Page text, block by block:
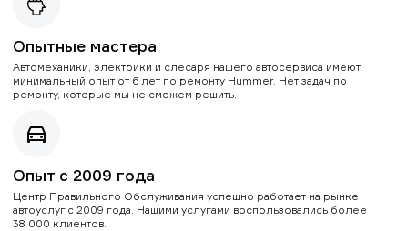
Опытные мастера
Автомеханики, электрики и слесаря нашего автосервиса имеют
минимальный опыт от 6 лет по ремонту Hummer. Нет задач по
ремонту, которые мы не сможем решить.
Опыт с 2009 года
Центр Правильного Обслуживания успешно работает на рынке
автоуслуг с 2009 года. Нашими услугами воспользовались более
38 000 клиентов.